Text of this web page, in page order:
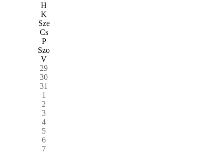
H
K
Sze
Cs
P
Szo
V
29
30
31
1
2
3
4
5
6
7